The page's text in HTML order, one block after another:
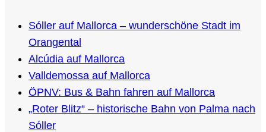
Sóller auf Mallorca – wunderschöne Stadt im
Orangental
Alcúdia auf Mallorca
Valldemossa auf Mallorca
ÖPNV: Bus & Bahn fahren auf Mallorca
„Roter Blitz“ – historische Bahn von Palma nach
Sóller